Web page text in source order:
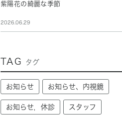
紫陽花の綺麗な季節
2026.06.29
TAG タグ
お知らせ お知らせ、内視鏡
お知らせ，休診 スタッフ